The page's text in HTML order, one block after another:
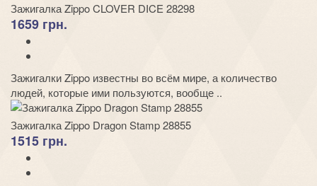
Зажигалка Zippo CLOVER DICE 28298
1659 грн.
Зажигалки Zippo известны во всём мире, а количество
людей, которые ими пользуются, вообще ..
Зажигалка Zippo Dragon Stamp 28855
1515 грн.